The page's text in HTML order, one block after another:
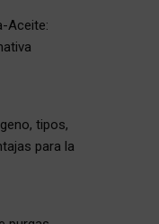
Aceite:
tipos,
para la